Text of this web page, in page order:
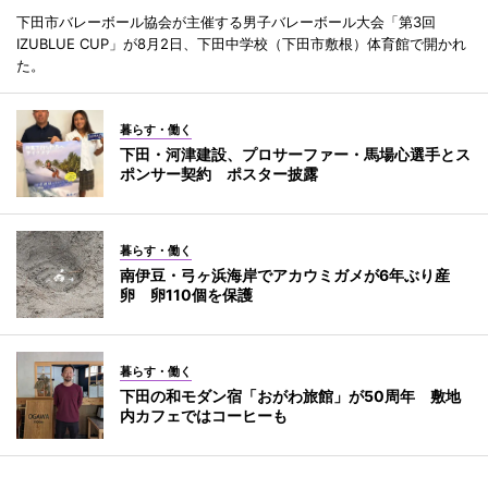
下田市バレーボール協会が主催する男子バレーボール大会「第3回
IZUBLUE CUP」が8月2日、下田中学校（下田市敷根）体育館で開かれ
た。
暮らす・働く
下田・河津建設、プロサーファー・馬場心選手とス
ポンサー契約 ポスター披露
暮らす・働く
南伊豆・弓ヶ浜海岸でアカウミガメが6年ぶり産
卵 卵110個を保護
暮らす・働く
下田の和モダン宿「おがわ旅館」が50周年 敷地
内カフェではコーヒーも